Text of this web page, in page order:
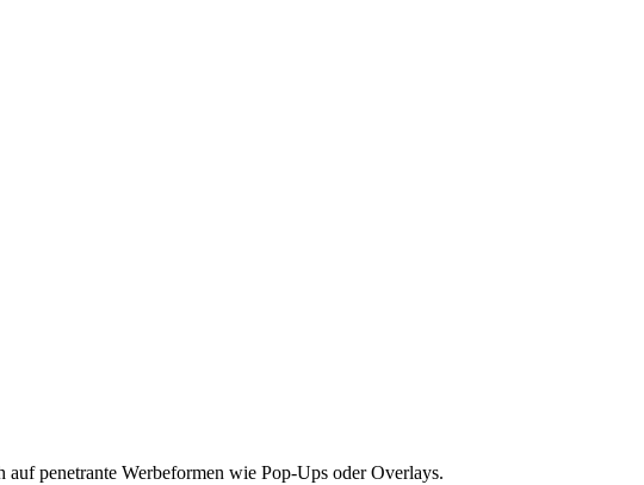
penetrante Werbeformen wie Pop-Ups oder Overlays.